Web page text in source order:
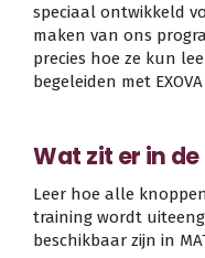
speciaal ontwikkeld
maken van ons
precies hoe ze kun
begeleiden met EXOVA
Wat zit er in
Leer hoe alle
training wordt
beschikbaar zijn in